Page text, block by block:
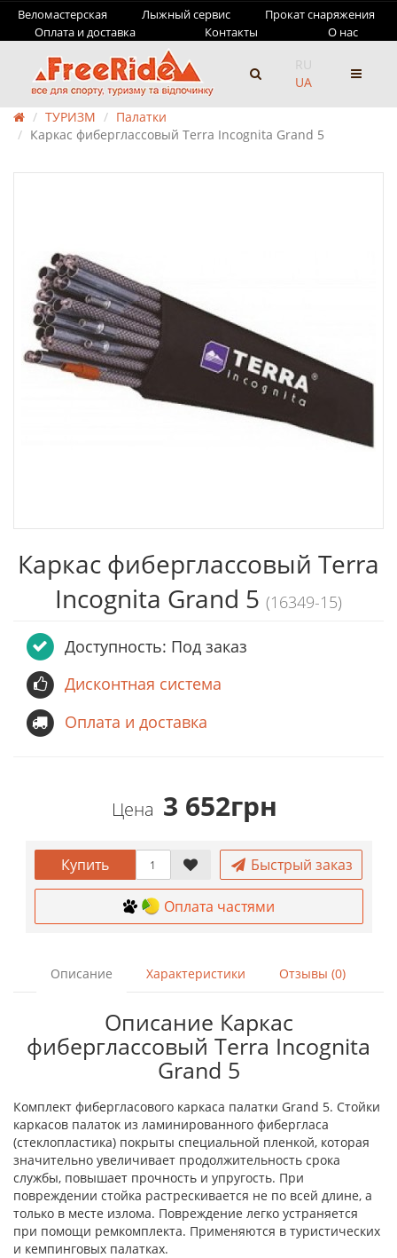
Веломастерская Лыжный сервис
Прокат снаряжения
Оплата и доставка
Контакты О нас
RU
UA
ТУРИЗМ
Палатки
Каркас фиберглассовый Terra Incognita Grand 5
Каркас фиберглассовый Terra
Incognita Grand 5 (16349-15)
Доступность: Под заказ
Дисконтная система
Оплата и доставка
Цена 3 652грн
Купить Быстрый заказ
Оплата частями
Описание Характеристики Отзывы (0)
Описание Каркас
фиберглассовый Terra Incognita
Grand 5
Комплект фибергласового каркаса палатки Grand 5. Стойки
каркасов палаток из ламинированного фибергласа
(стеклопластика) покрыты специальной пленкой, которая
значительно увеличивает продолжительность срока
службы, повышает прочность и упругость. При
повреждении стойка растрескивается не по всей длине, а
только в месте излома. Повреждение легко устраняется
при помощи ремкомплекта. Применяются в туристических
и кемпинговых палатках.